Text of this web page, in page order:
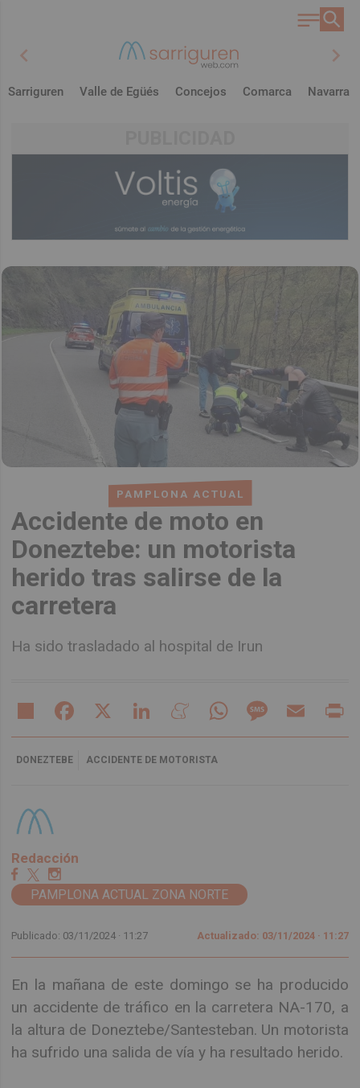
chevron_left chevron_right
Sarriguren Valle de Egüés Concejos Comarca Navarra
PAMPLONA ACTUAL
Accidente de moto en
Doneztebe: un motorista
herido tras salirse de la
carretera
Ha sido trasladado al hospital de Irun
Share Facebook LinkedIn MeneameWhatsAppMessageEmail
DONEZTEBE ACCIDENTE DE MOTORISTA
Redacción
PAMPLONA ACTUAL ZONA NORTE
Publicado: 03/11/2024 · 11:27 Actualizado: 03/11/2024 · 11:27
En la mañana de este domingo se ha producido
un accidente de tráfico en la carretera NA-170, a
la altura de Doneztebe/Santesteban. Un motorista
ha sufrido una salida de vía y ha resultado herido.